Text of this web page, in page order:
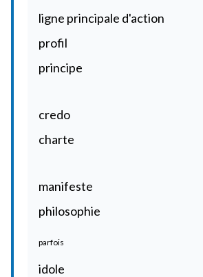
ligne principale d'action
profil
principe
credo
charte
manifeste
philosophie
parfois
idole